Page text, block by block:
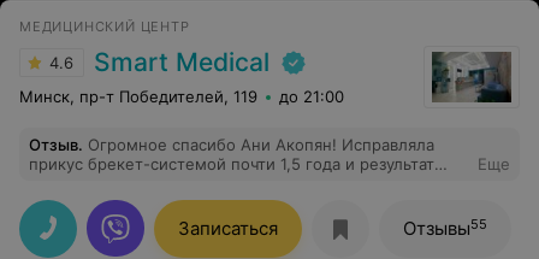
МЕДИЦИНСКИЙ ЦЕНТР
4.6 Smart Medical
Минск, пр-т Победителей, 119 до 21:00
Отзыв. Огромное спасибо Ани Акопян! Исправляла
прикус брекет-системой почти 1,5 года и результат
очень подробно и честно всё объяснила: какие есть
варианты, сколько реально займёт времени именно в
моём случае, что будет происходить на разных этапах.
Еще
Записаться Отзывы55